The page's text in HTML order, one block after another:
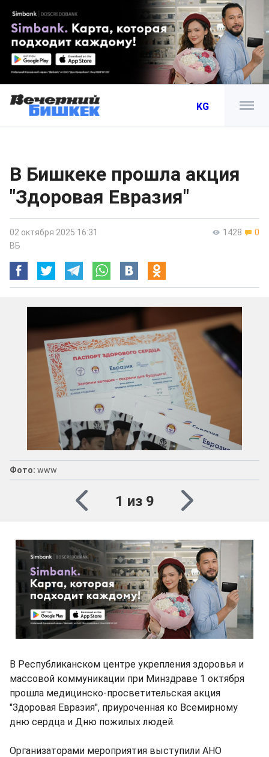
KG
В Бишкеке прошла акция
"Здоровая Евразия"
1428 0
02 октября 2025 16:31
ВБ
Фото: www
1 из 9
В Республиканском центре укрепления здоровья и
массовой коммуникации при Минздраве 1 октября
прошла медицинско-просветительская акция
"Здоровая Евразия", приуроченная ко Всемирному
дню сердца и Дню пожилых людей.
Организаторами мероприятия выступили АНО